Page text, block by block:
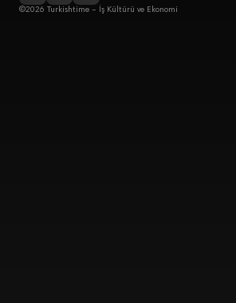
©2026 Turkishtime – İş Kültürü ve Ekonomi